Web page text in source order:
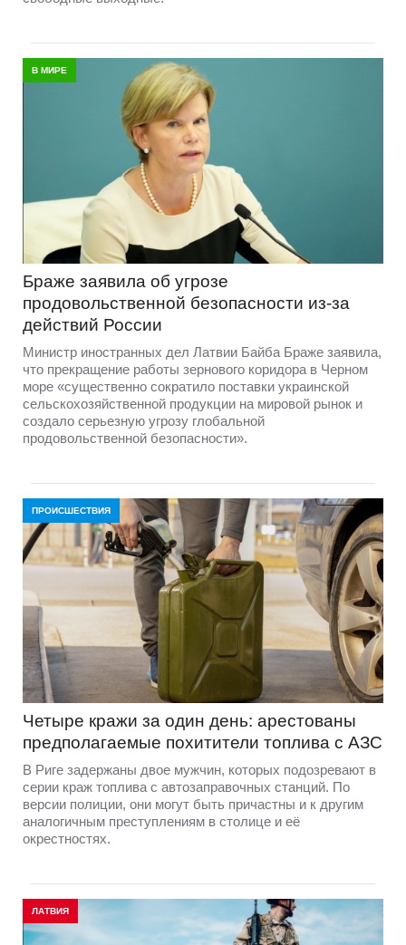
В МИРЕ
Браже заявила об угрозе
продовольственной безопасности из-за
действий России
Министр иностранных дел Латвии Байба Браже заявила,
что прекращение работы зернового коридора в Черном
море «существенно сократило поставки украинской
сельскохозяйственной продукции на мировой рынок и
создало серьезную угрозу глобальной
продовольственной безопасности».
ПРОИСШЕСТВИЯ
Четыре кражи за один день: арестованы
предполагаемые похитители топлива с АЗС
В Риге задержаны двое мужчин, которых подозревают в
серии краж топлива с автозаправочных станций. По
версии полиции, они могут быть причастны и к другим
аналогичным преступлениям в столице и её
окрестностях.
ЛАТВИЯ